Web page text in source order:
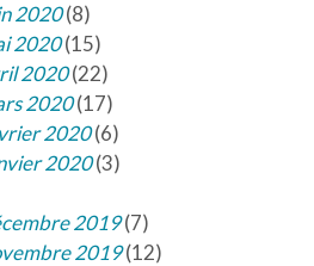
2020(8)
2020(15)
2020(22)
2020(17)
2020(6)
2020(3)
2019(7)
2019(12)